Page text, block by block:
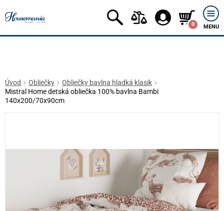
0 MENU
Úvod Obliečky
Obliečky bavlna hladká klasik
Mistral Home detská obliečka 100% bavlna Bambi
140x200/70x90cm